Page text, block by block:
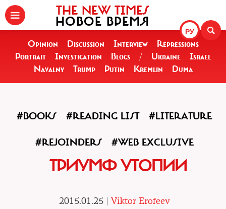
РУ
THE NEW TIMES
НОВОЕ ВРЕМЯ
Opinion Discussion Interview
Repressions
Portrait
Investigation Blogs / Ukraine
Israel
Navalny
Trump Putin Kremlin Duma
#BOOKS #READING LIST #LITERATURE
#REJOINDERS #WEB EXCLUSIVE
ТРИУМФ УТОПИИ
2015.01.25 | Viktor Erofeev